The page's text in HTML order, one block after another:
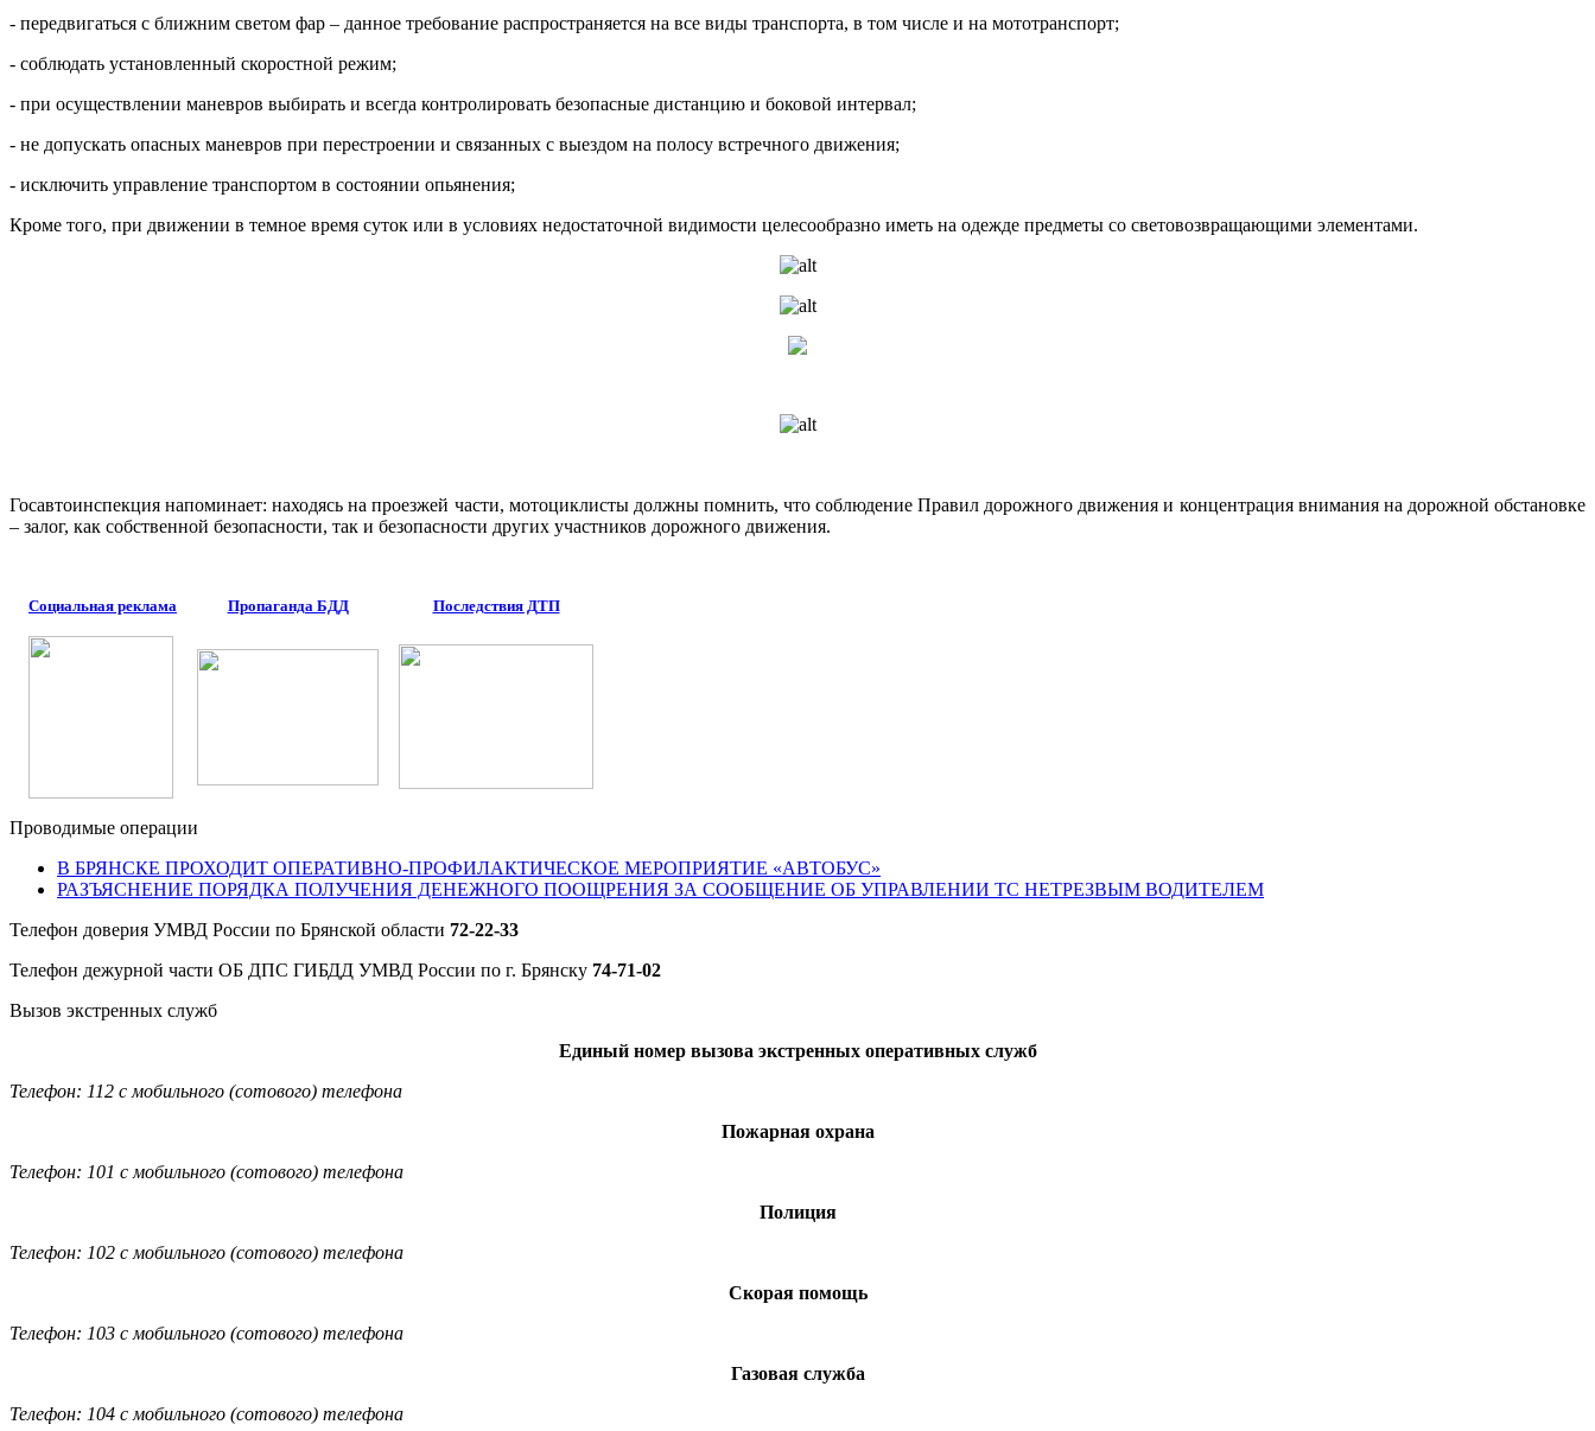
- передвигаться с ближним светом фар – данное требование распространяется на все виды транспорта, в том числе и на мототранспорт;
- соблюдать установленный скоростной режим;
- при осуществлении маневров выбирать и всегда контролировать безопасные дистанцию и боковой интервал;
- не допускать опасных маневров при перестроении и связанных с выездом на полосу встречного движения;
- исключить управление транспортом в состоянии опьянения;
Кроме того, при движении в темное время суток или в условиях недостаточной видимости целесообразно иметь на одежде предметы со световозвращающими элементами.
Госавтоинспекция напоминает: находясь на проезжей части, мотоциклисты должны помнить, что соблюдение Правил дорожного движения и концентрация внимания на дорожной обстановке
– залог, как собственной безопасности, так и безопасности других участников дорожного движения.
Социальная реклама Пропаганда БДД Последствия ДТП
Проводимые операции
В БРЯНСКЕ ПРОХОДИТ ОПЕРАТИВНО-ПРОФИЛАКТИЧЕСКОЕ МЕРОПРИЯТИЕ «АВТОБУС»
РАЗЪЯСНЕНИЕ ПОРЯДКА ПОЛУЧЕНИЯ ДЕНЕЖНОГО ПООЩРЕНИЯ ЗА СООБЩЕНИЕ ОБ УПРАВЛЕНИИ ТС НЕТРЕЗВЫМ ВОДИТЕЛЕМ
Телефон доверия УМВД России по Брянской области 72-22-33
Телефон дежурной части ОБ ДПС ГИБДД УМВД России по г. Брянску 74-71-02
Вызов экстренных служб
Единый номер вызова экстренных оперативных служб
Телефон: 112 с мобильного (сотового) телефона
Пожарная охрана
Телефон: 101 с мобильного (сотового) телефона
Полиция
Телефон: 102 с мобильного (сотового) телефона
Скорая помощь
Телефон: 103 с мобильного (сотового) телефона
Газовая служба
Телефон: 104 с мобильного (сотового) телефона